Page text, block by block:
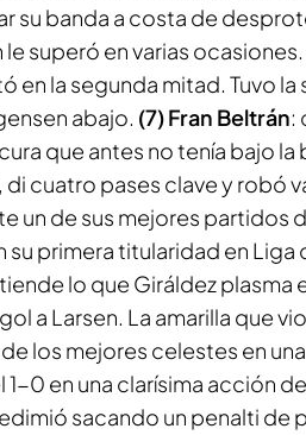
su banda a costa de
le superó en varias
en la segunda mitad. Tuvo la
abajo. (7) Fran Beltrán:
que antes no tenía bajo la
cuatro pases clave y robó
un de sus mejores partidos
su primera titularidad en
lo que Giráldez plasma
a Larsen. La amarilla que
los mejores celestes en
1-0 en una clarísima acción
sacando un penalti de